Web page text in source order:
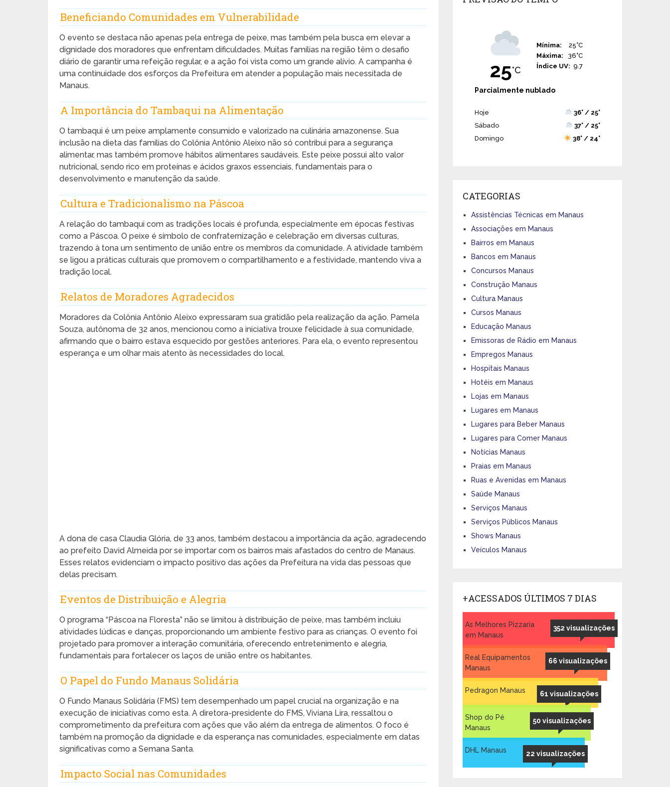
Beneficiando Comunidades em Vulnerabilidade
O evento se destaca não apenas pela entrega de peixe, mas também pela busca em elevar a
dignidade dos moradores que enfrentam dificuldades. Muitas famílias na região têm o desafio
diário de garantir uma refeição regular, e a ação foi vista como um grande alívio. A campanha é
uma continuidade dos esforços da Prefeitura em atender a população mais necessitada de
Manaus.
A Importância do Tambaqui na Alimentação
O tambaqui é um peixe amplamente consumido e valorizado na culinária amazonense. Sua
inclusão na dieta das famílias do Colônia Antônio Aleixo não só contribui para a segurança
alimentar, mas também promove hábitos alimentares saudáveis. Este peixe possui alto valor
nutricional, sendo rico em proteínas e ácidos graxos essenciais, fundamentais para o
desenvolvimento e manutenção da saúde.
Cultura e Tradicionalismo na Páscoa
A relação do tambaqui com as tradições locais é profunda, especialmente em épocas festivas
como a Páscoa. O peixe é símbolo de confraternização e celebração em diversas culturas,
trazendo à tona um sentimento de união entre os membros da comunidade. A atividade também
se ligou a práticas culturais que promovem o compartilhamento e a festividade, mantendo viva a
tradição local.
Relatos de Moradores Agradecidos
Moradores da Colônia Antônio Aleixo expressaram sua gratidão pela realização da ação. Pamela
Souza, autônoma de 32 anos, mencionou como a iniciativa trouxe felicidade à sua comunidade,
afirmando que o bairro estava esquecido por gestões anteriores. Para ela, o evento representou
esperança e um olhar mais atento às necessidades do local.
A dona de casa Claudia Glória, de 33 anos, também destacou a importância da ação, agradecendo
ao prefeito David Almeida por se importar com os bairros mais afastados do centro de Manaus.
Esses relatos evidenciam o impacto positivo das ações da Prefeitura na vida das pessoas que
delas precisam.
Eventos de Distribuição e Alegria
O programa “Páscoa na Floresta” não se limitou à distribuição de peixe, mas também incluiu
atividades lúdicas e danças, proporcionando um ambiente festivo para as crianças. O evento foi
projetado para promover a interação comunitária, oferecendo entretenimento e alegria,
fundamentais para fortalecer os laços de união entre os habitantes.
O Papel do Fundo Manaus Solidária
O Fundo Manaus Solidária (FMS) tem desempenhado um papel crucial na organização e na
execução de iniciativas como esta. A diretora-presidente do FMS, Viviana Lira, ressaltou o
comprometimento da prefeitura com ações que vão além da entrega de alimentos. O foco é
também na promoção da dignidade e da esperança nas comunidades, especialmente em datas
significativas como a Semana Santa.
Impacto Social nas Comunidades
25°C
Mínima:
25°C
Máxima:
36°C
Índice UV: 9.7
Parcialmente nublado
Hoje
36° / 25°
Sábado
37° / 25°
Domingo
38° / 24°
CATEGORIAS
Assistências Técnicas em Manaus
Associações em Manaus
Bairros em Manaus
Bancos em Manaus
Concursos Manaus
Construção Manaus
Cultura Manaus
Cursos Manaus
Educação Manaus
Emissoras de Rádio em Manaus
Empregos Manaus
Hospitais Manaus
Hotéis em Manaus
Lojas em Manaus
Lugares em Manaus
Lugares para Beber Manaus
Lugares para Comer Manaus
Notícias Manaus
Praias em Manaus
Ruas e Avenidas em Manaus
Saúde Manaus
Serviços Manaus
Serviços Públicos Manaus
Shows Manaus
Veículos Manaus
+ACESSADOS ÚLTIMOS 7 DIAS
352 visualizações
As Melhores Pizzaria
em Manaus
66 visualizações
Real Equipamentos
Manaus
61 visualizações
Pedragon Manaus
50 visualizações
Shop do Pé
Manaus
22 visualizações
DHL Manaus